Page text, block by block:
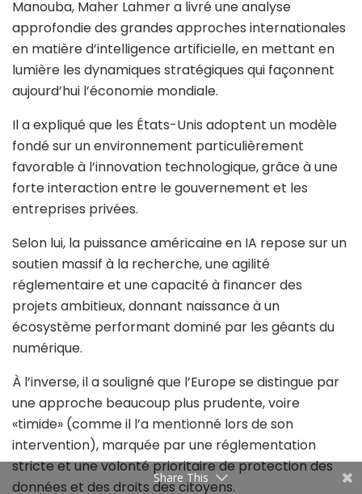
Manouba, Maher Lahmer a livré une analyse
approfondie des grandes approches internationales
en matière d’intelligence artificielle, en mettant en
lumière les dynamiques stratégiques qui façonnent
aujourd’hui l’économie mondiale.
Il a expliqué que les États-Unis adoptent un modèle
fondé sur un environnement particulièrement
favorable à l’innovation technologique, grâce à une
forte interaction entre le gouvernement et les
entreprises privées.
Selon lui, la puissance américaine en IA repose sur un
soutien massif à la recherche, une agilité
réglementaire et une capacité à financer des
projets ambitieux, donnant naissance à un
écosystème performant dominé par les géants du
numérique.
À l’inverse, il a souligné que l’Europe se distingue par
une approche beaucoup plus prudente, voire
«timide» (comme il l’a mentionné lors de son
intervention), marquée par une réglementation
stricte et une volonté prioritaire de protection des
données et des droits des citoyens.
Share This